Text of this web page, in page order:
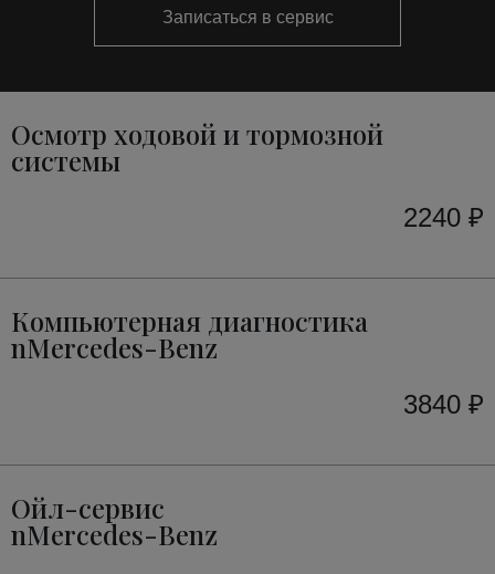
Записаться в сервис
Осмотр ходовой и тормозной
системы
2240 ₽
Компьютерная диагностика
nMercedes-Benz
3840 ₽
Ойл-сервис
nMercedes-Benz